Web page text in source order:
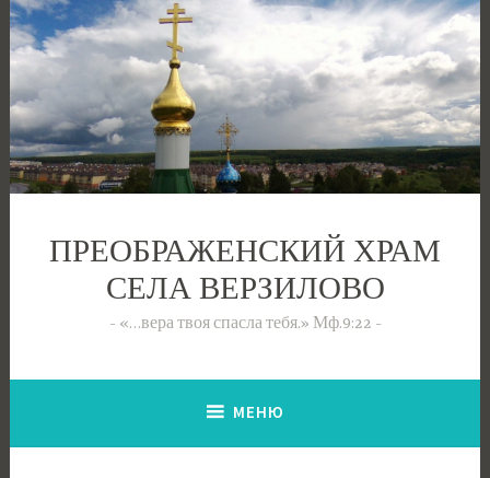
Перейти
к
содержимому
ПРЕОБРАЖЕНСКИЙ ХРАМ
СЕЛА ВЕРЗИЛОВО
«…вера твоя спасла тебя.» Мф.9:22
МЕНЮ